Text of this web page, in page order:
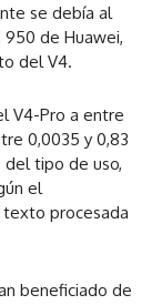
se debía al
de Huawei,
del V4.
V4-Pro a entre
0,0035 y 0,83
tipo de uso,
el
texto procesada
beneficiado de